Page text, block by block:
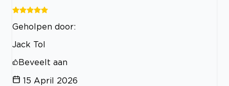
Geholpen door:
Jack Tol
Beveelt aan
15 April 2026